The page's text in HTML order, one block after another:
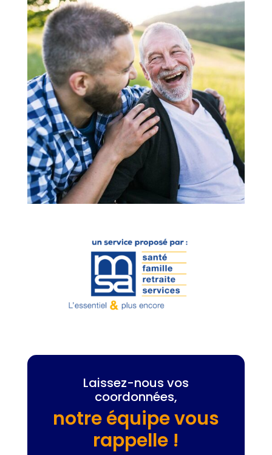
Laissez-nous vos
coordonnées,
notre équipe vous
rappelle !